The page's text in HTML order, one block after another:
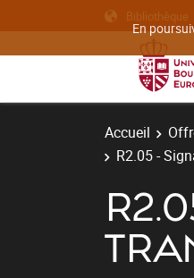
En
Bibliothèque
Accueil
R2.05 -